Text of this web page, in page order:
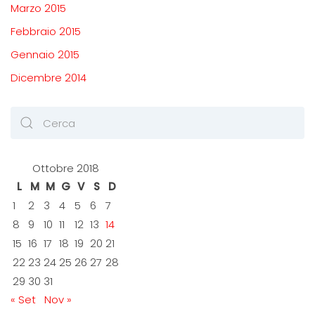
Marzo 2015
Febbraio 2015
Gennaio 2015
Dicembre 2014
Ottobre 2018
L
M M G V S
D
1
2 3 4 5 6
7
8
9 10 11 12 13 14
15 16 17 18 19 20 21
22 23 24 25 26 27 28
29 30 31
« Set Nov »